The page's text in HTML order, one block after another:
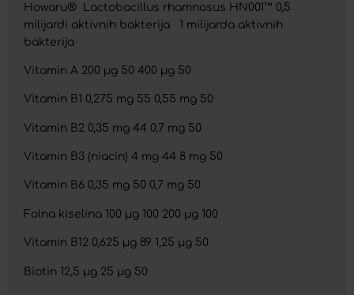
Howaru® Lactobacillus rhamnosus HN001™ 0,5
milijardi aktivnih bakterija 1 milijarda aktivnih
bakterija
Vitamin A 200 µg 50 400 µg 50
Vitamin B1 0,275 mg 55 0,55 mg 50
Vitamin B2 0,35 mg 44 0,7 mg 50
Vitamin B3 (niacin) 4 mg 44 8 mg 50
Vitamin B6 0,35 mg 50 0,7 mg 50
Folna kiselina 100 µg 100 200 µg 100
Vitamin B12 0,625 µg 89 1,25 µg 50
Biotin 12,5 µg 25 µg 50